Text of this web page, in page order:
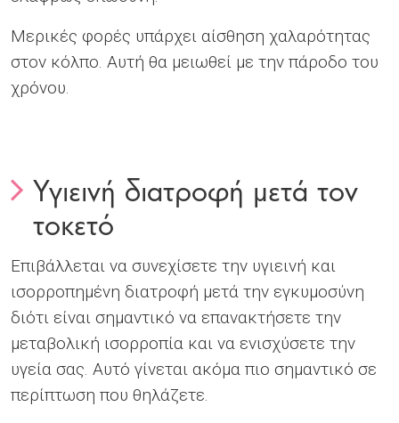
Μερικές φορές υπάρχει αίσθηση χαλαρότητας
στον κόλπο. Αυτή θα μειωθεί με την πάροδο του
χρόνου.
Υγιεινή διατροφή μετά τον
τοκετό
Επιβάλλεται να συνεχίσετε την υγιεινή και
ισορροπημένη διατροφή μετά την εγκυμοσύνη
διότι είναι σημαντικό να επανακτήσετε την
μεταβολική ισορροπία και να ενισχύσετε την
υγεία σας. Αυτό γίνεται ακόμα πιο σημαντικό σε
περίπτωση που θηλάζετε.